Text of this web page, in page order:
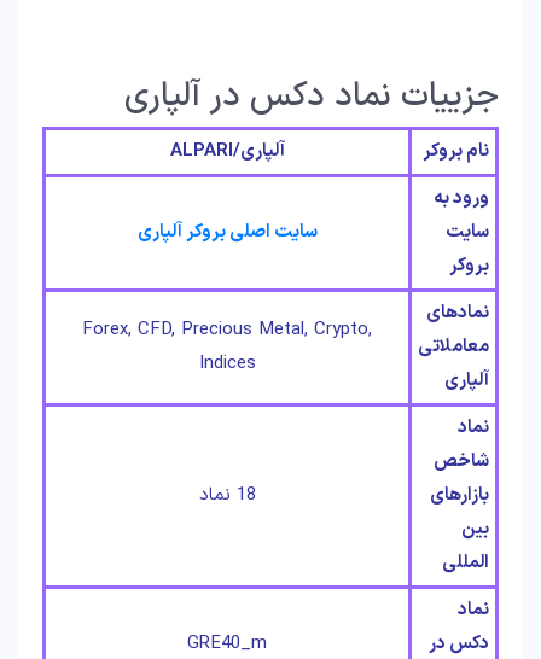
جزییات نماد دکس در آلپاری
نام بروکر
آلپاری/ALPARI
ورود به
سایت
بروکر
سایت اصلی بروکر آلپاری
نمادهای
معاملاتی
آلپاری
Forex, CFD, Precious Metal, Crypto,
Indices
نماد
شاخص
بازارهای
بین
المللی
18 نماد
نماد
دکس در
GRE40_m